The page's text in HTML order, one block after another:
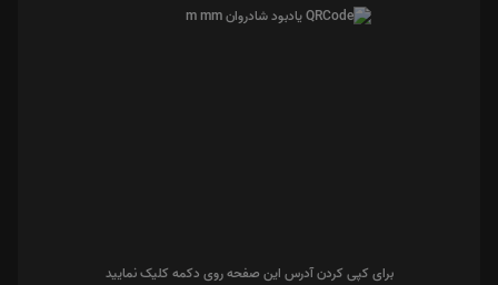
برای کپی کردن آدرس این صفحه روی دکمه کلیک نمایید